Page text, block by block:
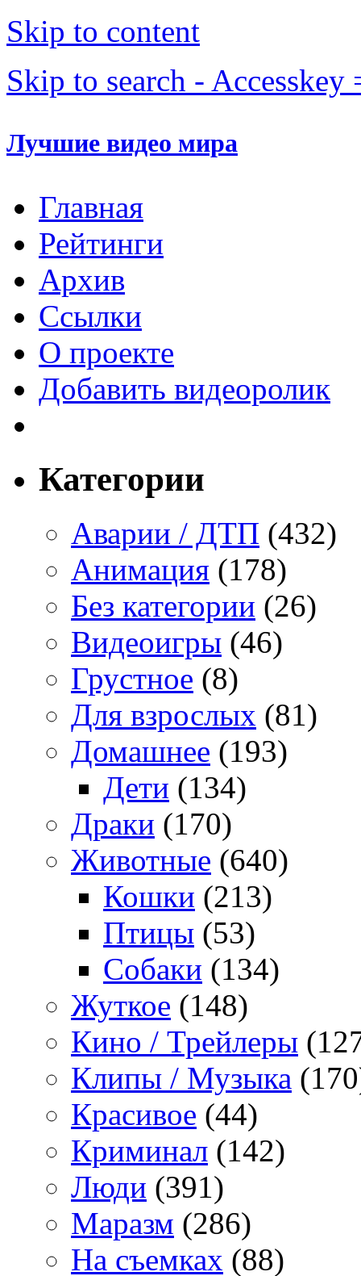
Skip to content
Skip to search - Accesskey
Лучшие видео мира
Главная
Рейтинги
Архив
Ссылки
О проекте
Добавить видеоролик
Категории
Аварии / ДТП (432)
Анимация (178)
Без категории (26)
Видеоигры (46)
Грустное (8)
Для взрослых (81)
Домашнее (193)
Дети (134)
Драки (170)
Животные (640)
Кошки (213)
Птицы (53)
Собаки (134)
Жуткое (148)
Кино / Трейлеры
Клипы / Музыка
Красивое (44)
Криминал (142)
Люди (391)
Маразм (286)
На съемках (88)